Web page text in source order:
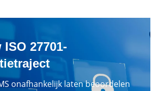
27701-
onafhankelijk laten beoordelen